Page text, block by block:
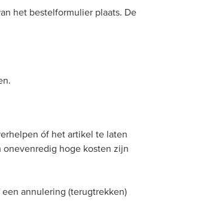
het bestelformulier plaats. De
óf het artikel te laten
onevenredig hoge kosten zijn
annulering (terugtrekken)